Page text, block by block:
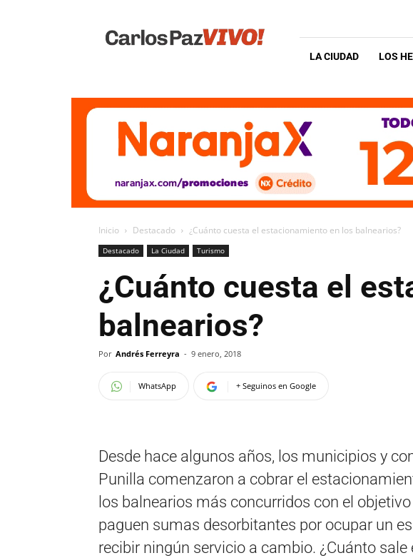
Vivo
LA CIUDAD LOS
Inicio Destacado ¿Cuánto cuesta el estacionamiento en los balnearios?
Destacado La Ciudad Turismo
¿Cuánto cuesta el
balnearios?
Por Andrés Ferreyra - 9 enero, 2018
WhatsApp + Seguinos en Google
Desde hace algunos años, los municipios y
Punilla comenzaron a cobrar el
los balnearios más concurridos con el
paguen sumas desorbitantes por ocupar un
recibir ningún servicio a cambio. ¿Cuánto sale